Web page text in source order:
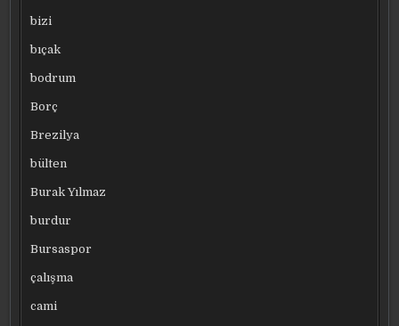
bizi
bıçak
bodrum
Borç
Brezilya
bülten
Burak Yılmaz
burdur
Bursaspor
çalışma
cami